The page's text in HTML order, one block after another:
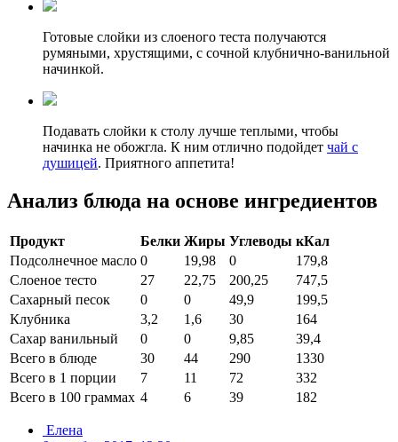
Готовые слойки из слоеного теста получаются
румяными, хрустящими, с сочной клубнично-ванильной
начинкой.
Подавать слойки к столу лучше теплыми, чтобы
начинка не обожгла. К ним отлично подойдет чай с
душицей. Приятного аппетита!
Анализ блюда на основе ингредиентов
Продукт Белки Жиры Углеводы кКал
Подсолнечное масло 0 19,98 0
179,8
Слоеное тесто
27 22,75 200,25
747,5
Сахарный песок
0 0 49,9
199,5
Клубника
3,2 1,6 30
164
Сахар ванильный
0 0 9,85
39,4
Всего в блюде
30 44 290
1330
Всего в 1 порции
7 11 72
332
Всего в 100 граммах 4 6 39 182
Елена